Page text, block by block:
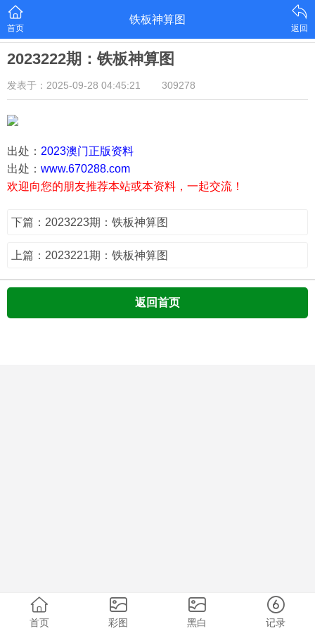
首页
铁板神算图
返回
2023222期：铁板神算图
发表于：2025-09-28 04:45:21 309278
出处： 2023澳门正版资料
出处： www.670288.com
欢迎向您的朋友推荐本站或本资料，一起交流！
下篇：2023223期：铁板神算图
上篇：2023221期：铁板神算图
返回首页
首页 彩图 黑白 记录